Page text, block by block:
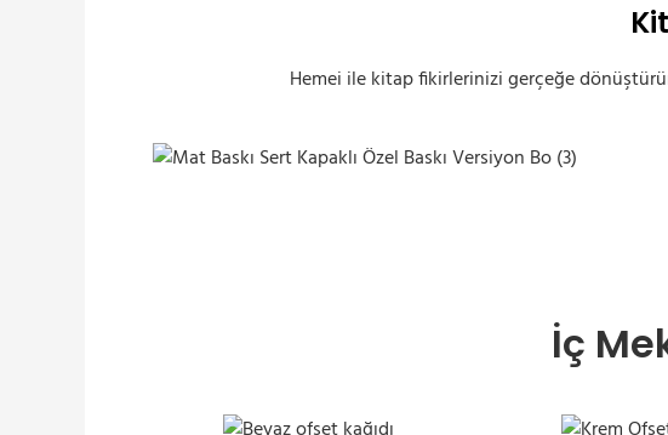
Hemei ile kitap fikirlerinizi gerçeğe
İç